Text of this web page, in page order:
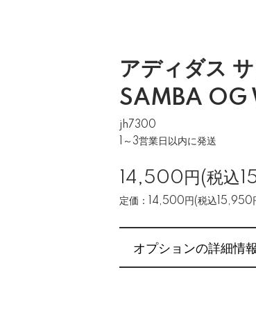
アディダス
SAMBA
jh7300
1～3営業日以内に発送
14,500円(税込
定価：14,500円(税込15,950
オプションの詳細情報